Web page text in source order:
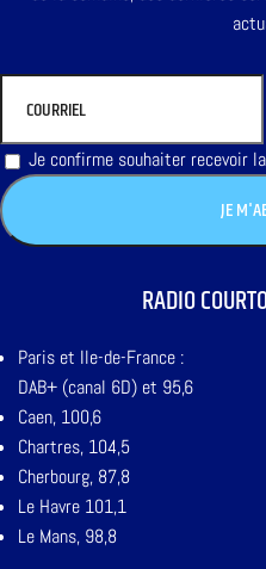
Je confirme souhaiter recevoir
RADIO
Paris et Ile-de-France :
DAB+ (canal 6D) et 95,6
Caen, 100,6
Chartres, 104,5
Cherbourg, 87,8
Le Havre 101,1
Le Mans, 98,8